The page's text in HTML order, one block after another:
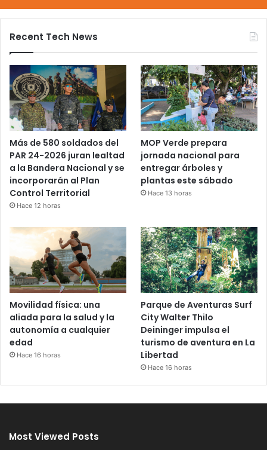
Recent Tech News
Más de 580 soldados del
PAR 24-2026 juran lealtad
a la Bandera Nacional y se
incorporarán al Plan
Control Territorial
Hace 12 horas
MOP Verde prepara
jornada nacional para
entregar árboles y
plantas este sábado
Hace 13 horas
Movilidad física: una
aliada para la salud y la
autonomía a cualquier
edad
Hace 16 horas
Parque de Aventuras Surf
City Walter Thilo
Deininger impulsa el
turismo de aventura en La
Libertad
Hace 16 horas
Most Viewed Posts